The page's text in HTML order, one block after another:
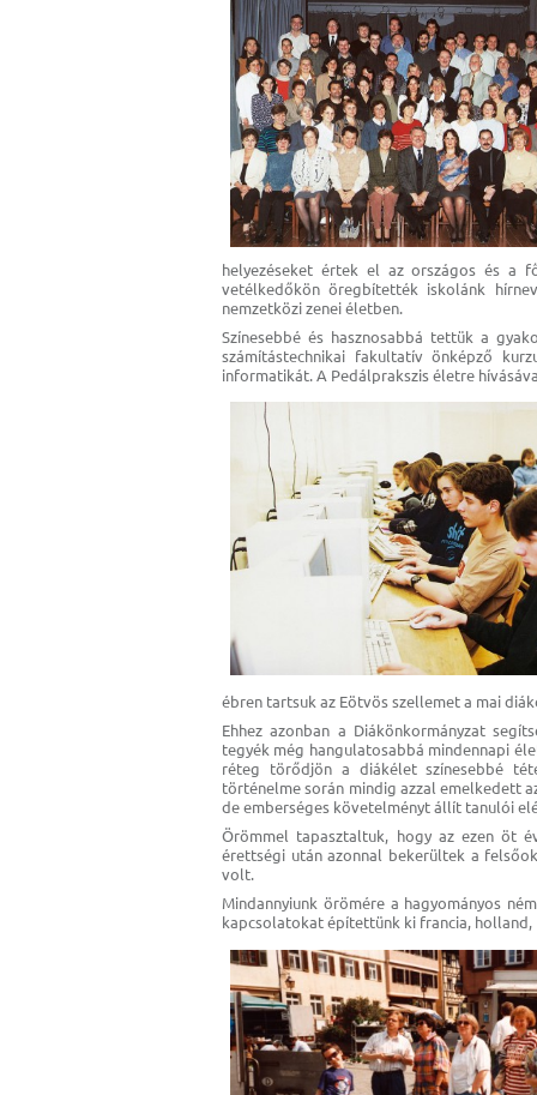
helyezéseket értek el az országos és a
vetélkedőkön öregbítették iskolánk
nemzetközi zenei életben.
Színesebbé és hasznosabbá tettük a
számítástechnikai fakultatív önképző
informatikát. A Pedálprakszis életre
ébren tartsuk az Eötvös szellemet a mai
Ehhez azonban a Diákönkormányzat
tegyék még hangulatosabbá mindennapi
réteg törődjön a diákélet színesebbé
történelme során mindig azzal emelkedett
de emberséges követelményt állít tanulói
Örömmel tapasztaltuk, hogy az ezen öt
érettségi után azonnal bekerültek a
volt.
Mindannyiunk örömére a hagyományos
kapcsolatokat építettünk ki francia,